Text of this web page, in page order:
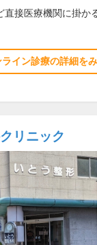
直接医療機関に掛か
イン診療の詳細を
リニック